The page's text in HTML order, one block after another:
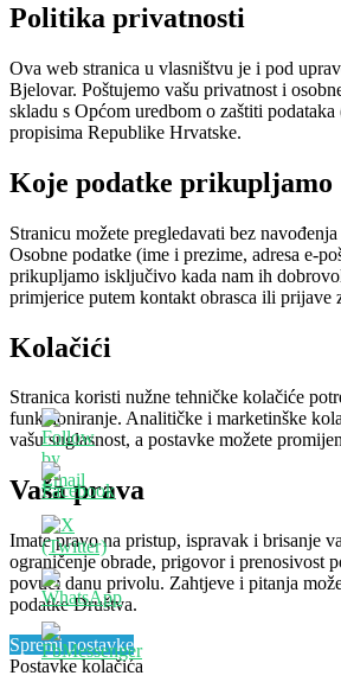
Politika privatnosti
Ova web stranica u vlasništvu je i pod
Bjelovar. Poštujemo vašu privatnost i
skladu s Općom uredbom o zaštiti
propisima Republike Hrvatske.
Koje podatke prikupljamo
Stranicu možete pregledavati bez
Osobne podatke (ime i prezime, adresa e-
prikupljamo isključivo kada nam ih
primjerice putem kontakt obrasca ili prijave
Kolačići
Stranica koristi nužne tehničke kolačiće
funkcioniranje. Analitičke i marketinške
vašu suglasnost, a postavke možete
Vaša prava
Imate pravo na pristup, ispravak i brisanje
ograničenje obrade, prigovor i prenosivost
povući danu privolu. Zahtjeve i pitanja
podatke Društva.
Spremi postavke
Postavke kolačića